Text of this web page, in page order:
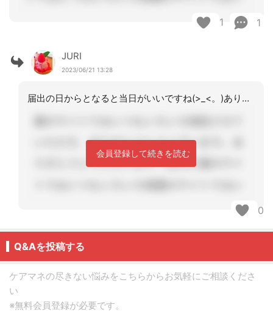
1 1
JURI
2023/06/21 13:28
届出の日からとなると当日がいいですね(>_<。)ありがとうございます。
会員登録して続きを読む
0
Q&Aを投稿する